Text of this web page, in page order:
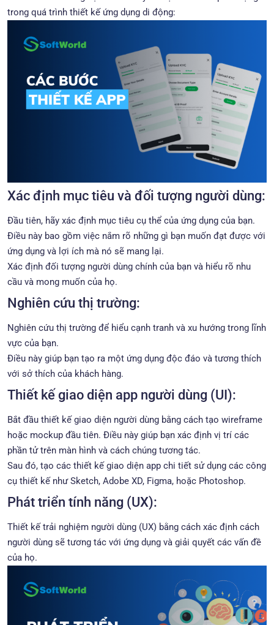
trong quá trình thiết kế ứng dụng di động:
Xác định mục tiêu và đối tượng người dùng:
Đầu tiên, hãy xác định mục tiêu cụ thể của ứng dụng của bạn.
Điều này bao gồm việc nắm rõ những gì bạn muốn đạt được với
ứng dụng và lợi ích mà nó sẽ mang lại.
Xác định đối tượng người dùng chính của bạn và hiểu rõ nhu
cầu và mong muốn của họ.
Nghiên cứu thị trường:
Nghiên cứu thị trường để hiểu cạnh tranh và xu hướng trong lĩnh
vực của bạn.
Điều này giúp bạn tạo ra một ứng dụng độc đáo và tương thích
với sở thích của khách hàng.
Thiết kế giao diện app người dùng (UI):
Bắt đầu thiết kế giao diện người dùng bằng cách tạo wireframe
hoặc mockup đầu tiên. Điều này giúp bạn xác định vị trí các
phần tử trên màn hình và cách chúng tương tác.
Sau đó, tạo các thiết kế giao diện app chi tiết sử dụng các công
cụ thiết kế như Sketch, Adobe XD, Figma, hoặc Photoshop.
Phát triển tính năng (UX):
Thiết kế trải nghiệm người dùng (UX) bằng cách xác định cách
người dùng sẽ tương tác với ứng dụng và giải quyết các vấn đề
của họ.